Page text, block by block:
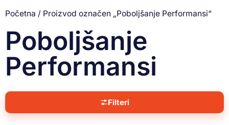
Početna / Proizvod označen „Poboljšanje Performansi“
Poboljšanje
Performansi
Filteri